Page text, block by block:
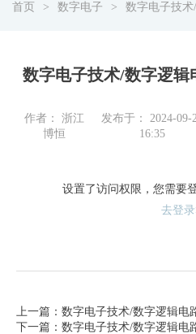
首页 数字电子 数字电子技
数字电子技术/数字逻辑
作者： 浙江
博恒
发布于： 2024-09-
16:35
设置了访问权限，您需要
去登
上一篇：数字电子技术/数字逻辑电
下一篇：数字电子技术/数字逻辑电